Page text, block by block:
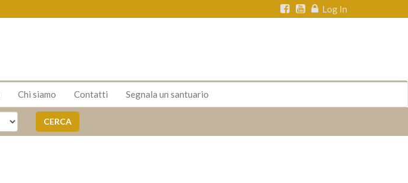
Log In
Chi siamo Contatti Segnala un santuario
CERCA